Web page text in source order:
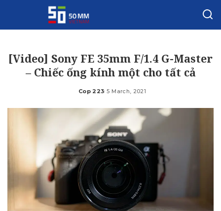
[Video] Sony FE 35mm F/1.4 G-Master
– Chiếc ống kính một cho tất cả
Posted
Cop 223 5 March, 2021